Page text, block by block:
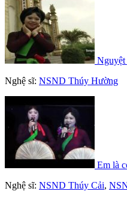
Nguyệt
Nghệ sĩ: NSND Thúy Hường
Em là
Nghệ sĩ: NSND Thúy Cải,